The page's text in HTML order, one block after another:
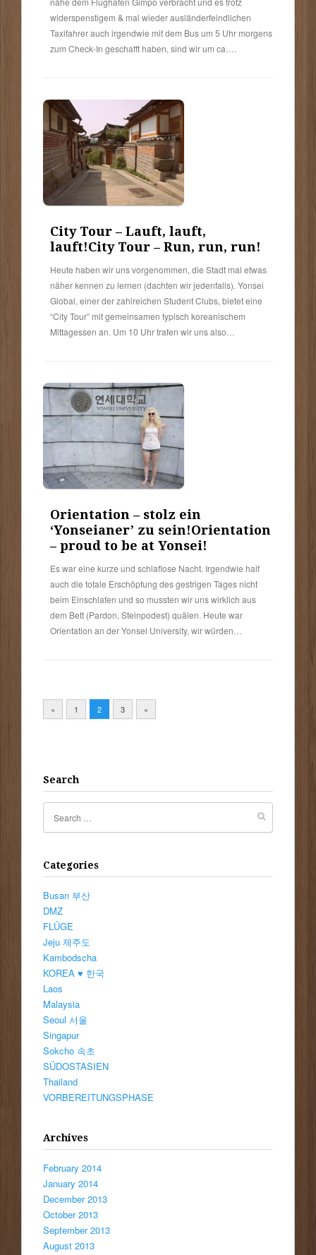
widerspenstigem & mal wieder ausländerfeindlichen
Taxifahrer auch irgendwie mit dem Bus um 5 Uhr morgens
zum Check-In geschafft haben, sind wir um ca….
City Tour – Lauft, lauft,
lauft!City Tour – Run, run, run!
Heute haben wir uns vorgenommen, die Stadt mal etwas
näher kennen zu lernen (dachten wir jedenfalls). Yonsei
Global, einer der zahlreichen Student Clubs, bietet eine
“City Tour” mit gemeinsamen typisch koreanischem
Mittagessen an. Um 10 Uhr trafen wir uns also…
Orientation – stolz ein
‘Yonseianer’ zu sein!Orientation
– proud to be at Yonsei!
Es war eine kurze und schlaflose Nacht. Irgendwie half
auch die totale Erschöpfung des gestrigen Tages nicht
beim Einschlafen und so mussten wir uns wirklich aus
dem Bett (Pardon, Steinpodest) quälen. Heute war
Orientation an der Yonsei University, wir würden…
« 1 2 3 »
Search
Categories
Busan 부산
DMZ
FLÜGE
Jeju 제주도
Kambodscha
KOREA ♥ 한국
Laos
Malaysia
Seoul 서울
Singapur
Sokcho 속초
SÜDOSTASIEN
Thailand
VORBEREITUNGSPHASE
Archives
February 2014
January 2014
December 2013
October 2013
September 2013
August 2013